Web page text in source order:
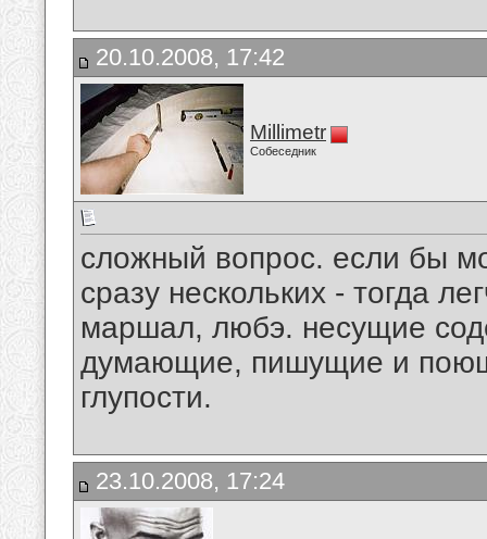
20.10.2008, 17:42
Millimetr
Собеседник
сложный вопрос. если бы
сразу нескольких - тогда
маршал, любэ. несущие
думающие, пишущие и
глупости.
23.10.2008, 17:24